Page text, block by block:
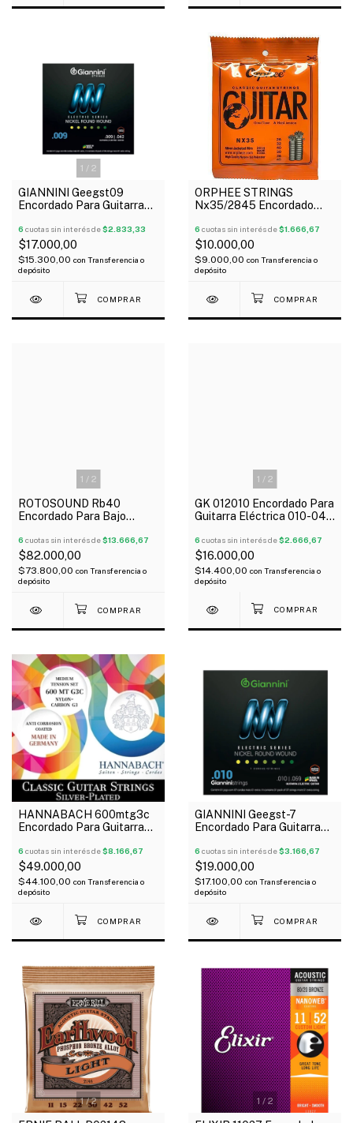
1 / 2
GIANNINI Geegst09
Encordado Para Guitarra
6 cuotas sin interés de$2.833,33
$17.000,00
$15.300,00 con Transferencia o
depósito
ORPHEE STRINGS
Nx35/2845 Encordado
045 Nylon Tensión Alta
6 cuotas sin interés de$1.666,67
$10.000,00
$9.000,00 con Transferencia o
depósito
1 / 2
ROTOSOUND Rb40
Encordado Para Bajo
100
6 cuotas sin interés de$13.666,67
$82.000,00
$73.800,00 con Transferencia o
depósito
1 / 2
GK 012010 Encordado Para
Guitarra Eléctrica 010-046
6 cuotas sin interés de$2.666,67
$16.000,00
$14.400,00 con Transferencia o
depósito
HANNABACH 600mtg3c
Encordado Para Guitarra
Tensión Media
6 cuotas sin interés de$8.166,67
$49.000,00
$44.100,00 con Transferencia o
depósito
GIANNINI Geegst-7
Encordado Para Guitarra
59
6 cuotas sin interés de$3.166,67
$19.000,00
$17.100,00 con Transferencia o
depósito
1/2 1/2